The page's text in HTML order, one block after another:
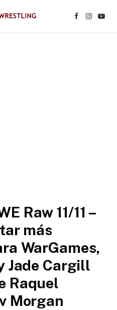
Facebook
Raw 11/11 –
más
WarGames,
Jade Cargill
Raquel
Morgan